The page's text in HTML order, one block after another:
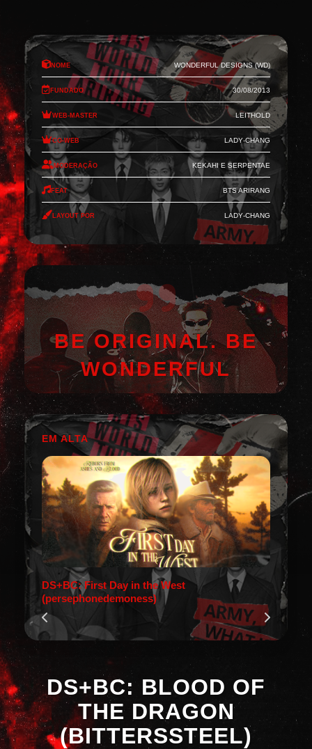
Nome Wonderful Designs (WD)
Fundado 30/08/2013
Web-Master Leithold
Co-Web Lady-Chang
Moderação Kekahi e Serpentae
Feat BTS Arirang
Layout por Lady-Chang
BE ORIGINAL. BE
WONDERFUL
EM ALTA
DS+BC: First Day in the West
(persephonedemoness)
DS+BC: BLOOD OF
THE DRAGON
(BITTERSSTEEL)